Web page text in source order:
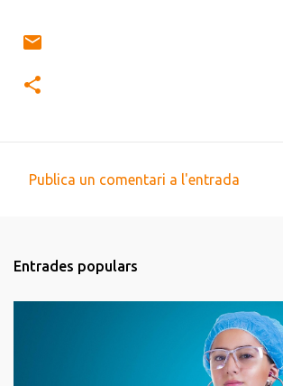
e
n
Publica un comentari a l'entrada
Entrades populars